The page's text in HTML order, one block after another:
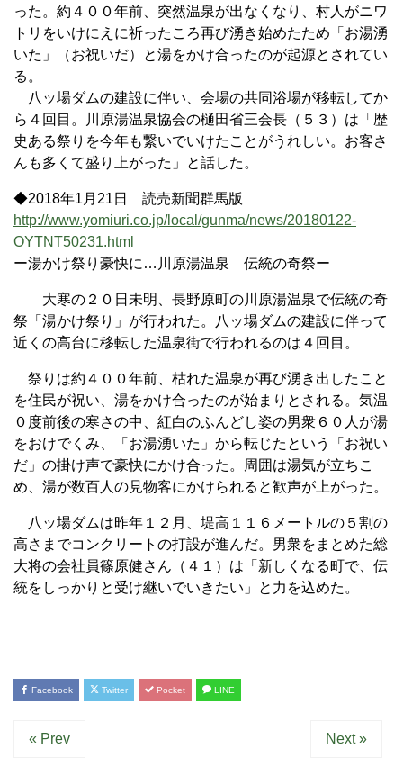
った。約４００年前、突然温泉が出なくなり、村人がニワ
トリをいけにえに祈ったころ再び湧き始めたため「お湯湧
いた」（お祝いだ）と湯をかけ合ったのが起源とされてい
る。
八ッ場ダムの建設に伴い、会場の共同浴場が移転してか
ら４回目。川原湯温泉協会の樋田省三会長（５３）は「歴
史ある祭りを今年も繋いでいけたことがうれしい。お客さ
んも多くて盛り上がった」と話した。
◆2018年1月21日 読売新聞群馬版
http://www.yomiuri.co.jp/local/gunma/news/20180122-
OYTNT50231.html
ー湯かけ祭り豪快に…川原湯温泉 伝統の奇祭ー
大寒の２０日未明、長野原町の川原湯温泉で伝統の奇
祭「湯かけ祭り」が行われた。八ッ場ダムの建設に伴って
近くの高台に移転した温泉街で行われるのは４回目。
祭りは約４００年前、枯れた温泉が再び湧き出したこと
を住民が祝い、湯をかけ合ったのが始まりとされる。気温
０度前後の寒さの中、紅白のふんどし姿の男衆６０人が湯
をおけでくみ、「お湯湧いた」から転じたという「お祝い
だ」の掛け声で豪快にかけ合った。周囲は湯気が立ちこ
め、湯が数百人の見物客にかけられると歓声が上がった。
八ッ場ダムは昨年１２月、堤高１１６メートルの５割の
高さまでコンクリートの打設が進んだ。男衆をまとめた総
大将の会社員篠原健さん（４１）は「新しくなる町で、伝
統をしっかりと受け継いでいきたい」と力を込めた。
Facebook Twitter Pocket LINE
« Prev Next »